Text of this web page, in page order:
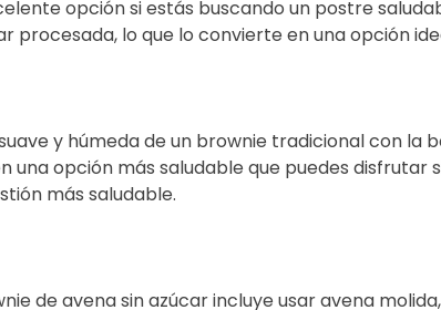
opción si estás buscando un postre
procesada, lo que lo convierte en una opción
y húmeda de un brownie tradicional con la
opción más saludable que puedes disfrutar
más saludable.
de avena sin azúcar incluye usar avena